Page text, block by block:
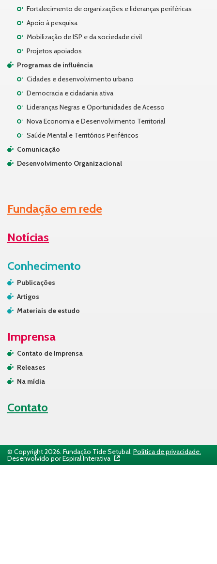
Fortalecimento de organizações e lideranças periféricas
Apoio à pesquisa
Mobilização de ISP e da sociedade civil
Projetos apoiados
Programas de influência
Cidades e desenvolvimento urbano
Democracia e cidadania ativa
Lideranças Negras e Oportunidades de Acesso
Nova Economia e Desenvolvimento Territorial
Saúde Mental e Territórios Periféricos
Comunicação
Desenvolvimento Organizacional
Fundação em rede
Notícias
Conhecimento
Publicações
Artigos
Materiais de estudo
Imprensa
Contato de Imprensa
Releases
Na mídia
Contato
© Copyright 2026. Fundação Tide Setubal. Política de privacidade.
Desenvolvido por Espiral Interativa